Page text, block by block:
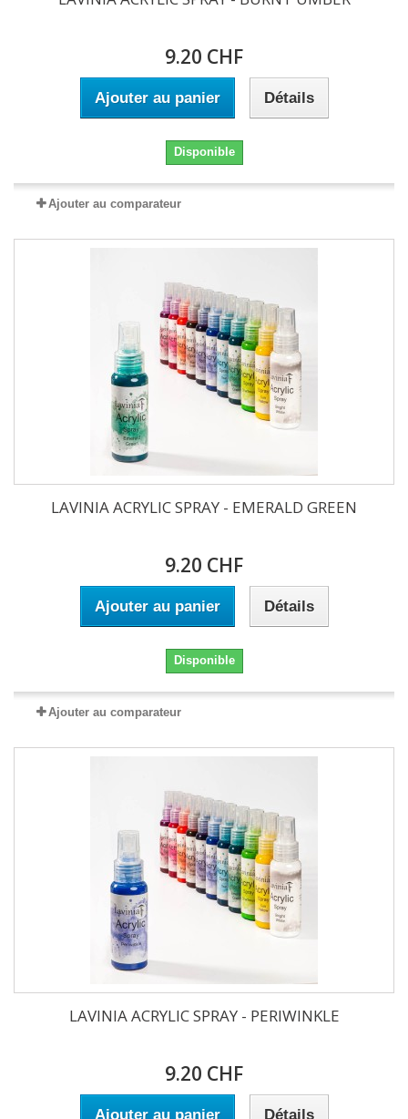
9.20 CHF
Ajouter au panier Détails
Disponible
Ajouter au comparateur
LAVINIA ACRYLIC SPRAY - EMERALD GREEN
9.20 CHF
Ajouter au panier Détails
Disponible
Ajouter au comparateur
LAVINIA ACRYLIC SPRAY - PERIWINKLE
9.20 CHF
Ajouter au panier Détails